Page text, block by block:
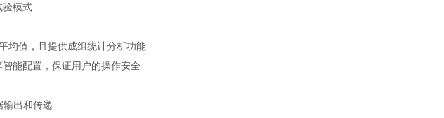
验模式
均值，且提供成组统计分析功能
能配置，保证用户的操作安全
输出和传递